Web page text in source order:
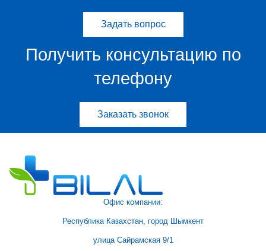
Задать вопрос
Получить консультацию по
телефону
Заказать звонок
Офис компании:
Республика Казахстан, город Шымкент
улица Сайрамская 9/1